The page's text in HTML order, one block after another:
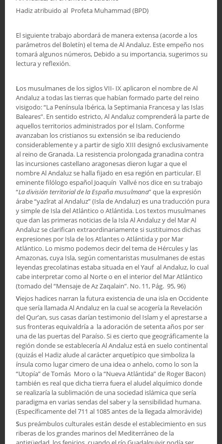
Hadiz atribuido al Profeta Muhammad (BPD)
El siguiente trabajo abordará de manera extensa (acorde a los
parámetros del Boletín) el tema de Al Andaluz. Este empeño nos
tomará algunos números, Debido a su importancia, sugerimos su
lectura y reflexión.
Los musulmanes de los siglos VII- IX aplicaron el nombre de Al
Andaluz a todas las tierras que habían formado parte del reino
visigodo: “La Península Ibérica, la Septimania Francesa y las Islas
Baleares”. En sentido estricto, Al Andaluz comprenderá la parte de
aquellos territorios administrados por el Islam. Conforme
avanzaban los cristianos su extensión se iba reduciendo
considerablemente y a partir de siglo XIII designó exclusivamente
al reino de Granada. La resistencia prolongada granadina contra
las incursiones castellano aragonesas dieron lugar a que el
nombre Al Andaluz se halla fijado en esa región en particular. El
eminente filólogo español Joaquín Vallvé nos dice en su trabajo
“La división territorial de la España musulmana” que la expresión
árabe “yazîrat al Andaluz” (Isla de Andaluz) es una traducción pura
y simple de Isla del Atlántico o Atlántida. Los textos musulmanes
que dan las primeras noticias de la Isla Al Andaluz y del Mar Al
Andaluz se clarifican extraordinariamente si sustituimos dichas
expresiones por Isla de los Atlantes o Atlántida y por Mar
Atlántico. Lo mismo podemos decir del tema de Hércules y las
Amazonas, cuya Isla, según comentaristas musulmanes de estas
leyendas grecolatinas estaba situada en el Yauf al Andaluz, lo cual
cabe interpretar como al Norte o en el interior del Mar Atlántico
(tomado del “Mensaje de Az Zaqalain”. No. 11, Pág. 95, 96)
Viejos hadices narran la futura existencia de una isla en Occidente
que sería llamada Al Andaluz en la cual se acogería la Revelación
del Qur’an, sus casas darían testimonio del Islam y el aprestarse a
sus fronteras equivaldría a la adoración de setenta años por ser
una de las puertas del Paraíso. Si es cierto que geográficamente la
región donde se establecería Al Andaluz está en suelo continental
(quizás el Hadiz alude al carácter arquetípico que simboliza la
ínsula como lugar cimero de una idea o anhelo, como lo son la
“Utopía” de Tomás Moro o la “Nueva Atlántida” de Roger Bacon)
también es real que dicha tierra fuera el aludel alquímico donde
se realizaría la sublimación de una sociedad islámica que sería
paradigma en varias sendas del saber y la sensibilidad humana.
(Específicamente del 711 al 1085 antes de la llegada almorávide)
Sus preámbulos culturales están desde el establecimiento en sus
riberas de los grandes marinos del Mediterráneo de la